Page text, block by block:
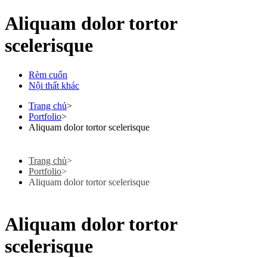
Aliquam dolor tortor
scelerisque
Rèm cuốn
Nội thất khác
Trang chủ>
Portfolio>
Aliquam dolor tortor scelerisque
Trang chủ>
Portfolio>
Aliquam dolor tortor scelerisque
Aliquam dolor tortor
scelerisque